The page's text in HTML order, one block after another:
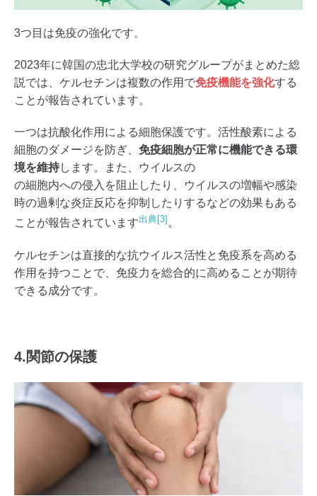
3つ目は免疫の強化です。
2023年に韓国の忠北大学校の研究グループがまとめた総
説では、ケルセチンは複数の作用で免疫機能を強化する
ことが報告されています。
一つは抗酸化作用による細胞保護です。活性酸素による
細胞のダメージを防ぎ、 免疫細胞が正常に機能できる環
境を維持します。また、ウイルスの
の細胞内への侵入を阻止したり、ウイルスの増幅や感染
時の過剰な炎症反応を抑制したりするなどの効果もある
ことが報告されています出典[3] 。
ケルセチンは直接的な抗ウイルス活性と免疫系を高める
作用を持つことで、免疫力を総合的に高めることが期待
できる成分です。
4.関節の保護